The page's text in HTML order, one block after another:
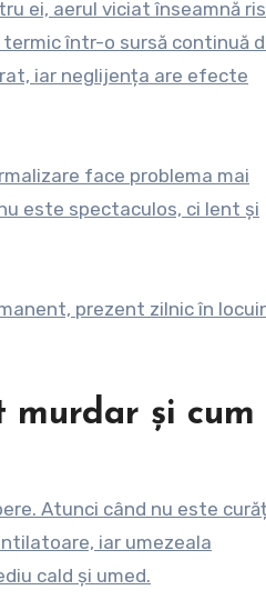
ei, aerul viciat înseamnă
într-o sursă continuă
iar neglijența are efecte
face problema mai
este spectaculos, ci lent și
prezent zilnic în
murdar și cum
Atunci când nu este
iar umezeala
cald și umed.